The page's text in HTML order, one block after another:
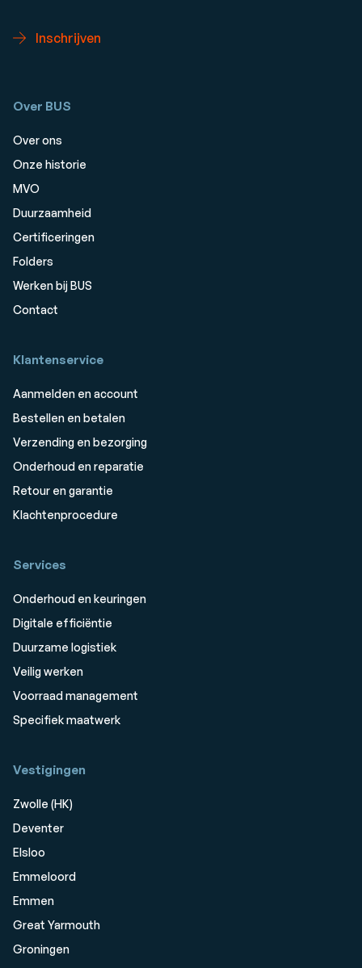
Inschrijven
Over BUS
Over ons
Onze historie
MVO
Duurzaamheid
Certificeringen
Folders
Werken bij BUS
Contact
Klantenservice
Aanmelden en account
Bestellen en betalen
Verzending en bezorging
Onderhoud en reparatie
Retour en garantie
Klachtenprocedure
Services
Onderhoud en keuringen
Digitale efficiëntie
Duurzame logistiek
Veilig werken
Voorraad management
Specifiek maatwerk
Vestigingen
Zwolle (HK)
Deventer
Elsloo
Emmeloord
Emmen
Great Yarmouth
Groningen